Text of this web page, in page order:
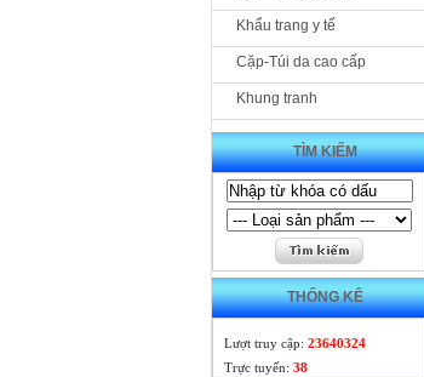
Khẩu trang y tế
Cặp-Túi da cao cấp
Khung tranh
TÌM KIẾM
THỐNG KÊ
Lượt truy cập: 23640324
Trực tuyến: 38